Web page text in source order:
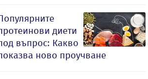
диети
въпрос: Какво
ново проучване